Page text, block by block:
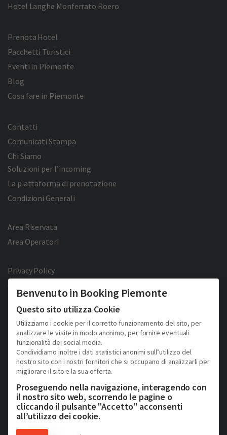
Hotel Langhe Monferrato Roero
Prenota Hotel
Pacchetti Turistici
Eventi in Piemonte
Blog
Cosa fare in Piemonte
Contatti
Comunicati Stampa
Chi Siamo
Soluzioni per l’incoming
La piattaforma di prenotazione
Condizioni Generali
Area Riservata
Area Operatori
Privacy Policy
Facebook
Twitter YouTube Pinterest
2026 © Copyright - Turismo Alpmed S.r.l.
Cap. Soc. € 40.000 I.V. - P.IVA IT10807510010 - R.E.A TO 1163413
Via Giuseppe Pomba, 23, 10123, Torino, (Italy)
Tel. (+39) 331 9879633
Benvenuto in Booking Piemonte
Questo sito utilizza Cookie
Utilizziamo i cookie per il corretto funzionamento del sito, per
analizzare le visite in modo anonimo, per fornire eventuali
funzionalità dei social media.
Condividiamo inoltre i dati statistici anonimi sull’utilizzo del
nostro sito con i nostri fornitori che si occupano di analizzarli per
migliorare il sito e la sua offerta.
Proseguendo nella navigazione, interagendo con
il nostro sito web, scorrendo le pagine o
cliccando il pulsante "Accetto" acconsenti
all’utilizzo dei cookie.